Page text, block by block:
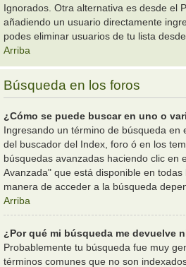
Ignorados. Otra alternativa es desde el
añadiendo un usuario directamente
podes eliminar usuarios de tu lista
Arriba
Búsqueda en los foros
¿Cómo se puede buscar en uno o
Ingresando un término de búsqueda en
del buscador del Index, foro ó en los
búsquedas avanzadas haciendo clic en
Avanzada" que está disponible en
manera de acceder a la búsqueda
Arriba
¿Por qué mi búsqueda me devuelve
Probablemente tu búsqueda fue muy
términos comunes que no son